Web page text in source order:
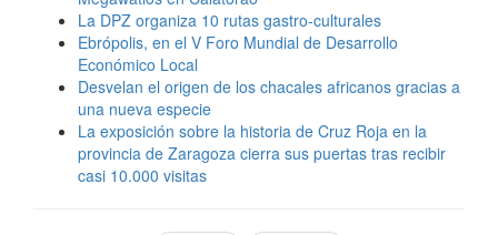
La DPZ organiza 10 rutas gastro-culturales
Ebrópolis, en el V Foro Mundial de Desarrollo
Económico Local
Desvelan el origen de los chacales africanos gracias a
una nueva especie
La exposición sobre la historia de Cruz Roja en la
provincia de Zaragoza cierra sus puertas tras recibir
casi 10.000 visitas